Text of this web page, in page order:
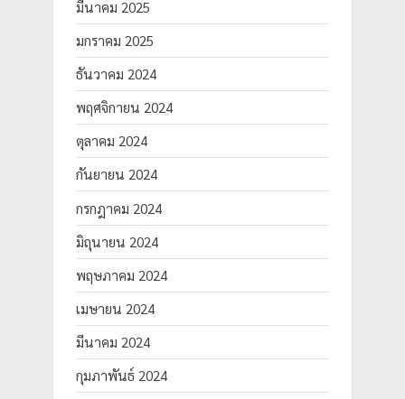
มีนาคม 2025
มกราคม 2025
ธันวาคม 2024
พฤศจิกายน 2024
ตุลาคม 2024
กันยายน 2024
กรกฎาคม 2024
มิถุนายน 2024
พฤษภาคม 2024
เมษายน 2024
มีนาคม 2024
กุมภาพันธ์ 2024